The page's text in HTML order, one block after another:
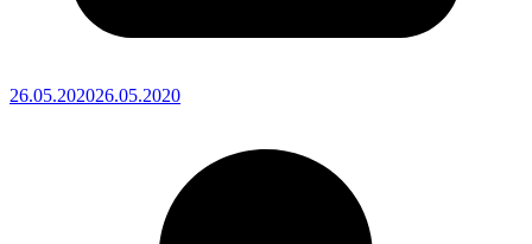
26.05.202026.05.2020